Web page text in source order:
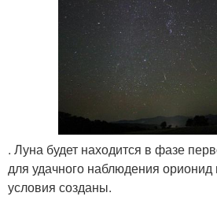
. Луна будет находится в фазе
для удачного наблюдения
условия созданы.